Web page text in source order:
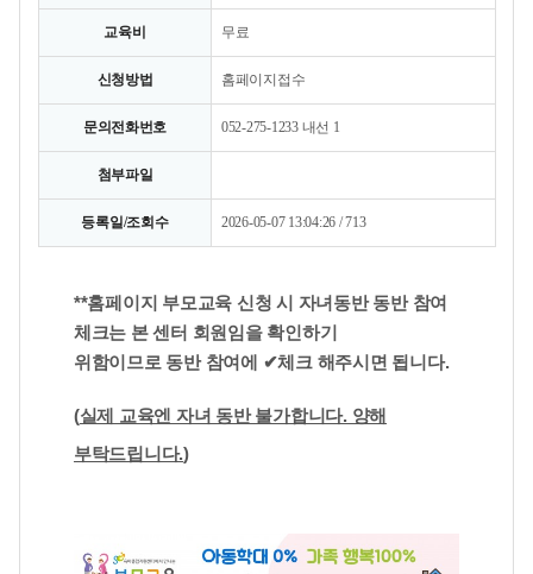
교육비 무료
신청방법 홈페이지접수
문의전화번호 052-275-1233 내선 1
첨부파일
등록일/조회수 2026-05-07 13:04:26 / 713
**홈페이지 부모교육 신청 시 자녀동반 동반 참여
체크는 본 센터 회원임을 확인하기
위함이므로 동반 참여에 ✔체크 해주시면 됩니다.
(실제 교육엔 자녀 동반 불가합니다. 양해
부탁드립니다.)